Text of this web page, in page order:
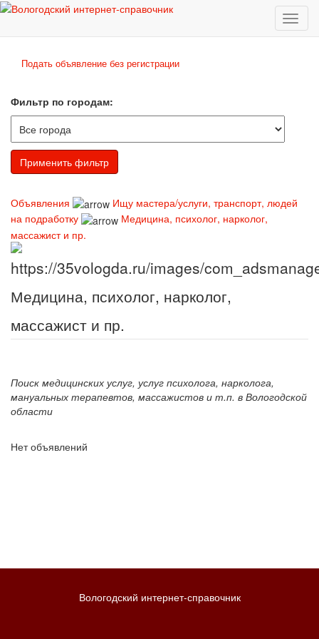
Подать объявление без регистрации
Фильтр по городам:
Объявления
Ищу мастера/услуги, транспорт, людей
на подработку
Медицина, психолог, нарколог,
массажист и пр.
Медицина, психолог, нарколог,
массажист и пр.
Поиск медицинских услуг, услуг психолога, нарколога,
мануальных терапевтов, массажистов и т.п. в Вологодской
области
Нет объявлений
Вологодский интернет-справочник